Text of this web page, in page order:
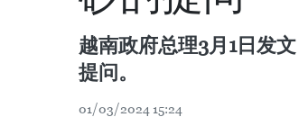
越南政府总理3月1日发
提问。
01/03/2024 15:24